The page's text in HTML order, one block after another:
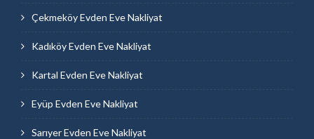
Çekmeköy Evden Eve Nakliyat
Kadıköy Evden Eve Nakliyat
Kartal Evden Eve Nakliyat
Eyüp Evden Eve Nakliyat
Sarıyer Evden Eve Nakliyat